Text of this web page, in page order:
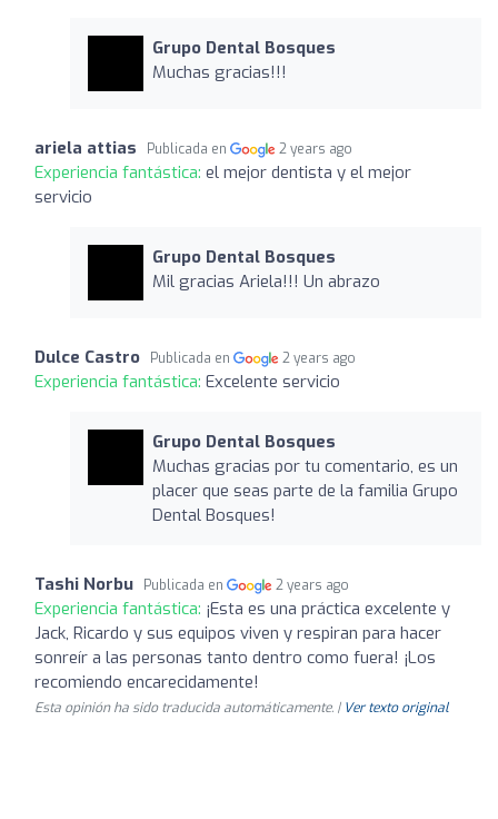
Grupo Dental Bosques
Muchas gracias!!!
ariela attias Publicada en 2 years ago
Experiencia fantástica: el mejor dentista y el mejor
servicio
Grupo Dental Bosques
Mil gracias Ariela!!! Un abrazo
Dulce Castro Publicada en 2 years ago
Experiencia fantástica: Excelente servicio
Grupo Dental Bosques
Muchas gracias por tu comentario, es un
placer que seas parte de la familia Grupo
Dental Bosques!
Tashi Norbu Publicada en 2 years ago
Experiencia fantástica: ¡Esta es una práctica excelente y
Jack, Ricardo y sus equipos viven y respiran para hacer
sonreír a las personas tanto dentro como fuera! ¡Los
recomiendo encarecidamente!
Esta opinión ha sido traducida automáticamente. | Ver texto original